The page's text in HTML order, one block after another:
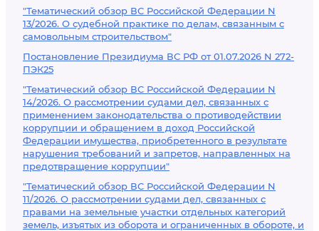
"Тематический обзор ВС Российской Федерации N
13/2026. О судебной практике по делам, связанным с
самовольным строительством"
Постановление Президиума ВС РФ от 01.07.2026 N 272-
ПЭК25
"Тематический обзор ВС Российской Федерации N
14/2026. О рассмотрении судами дел, связанных с
применением законодательства о противодействии
коррупции и обращением в доход Российской
Федерации имущества, приобретенного в результате
нарушения требований и запретов, направленных на
предотвращение коррупции"
"Тематический обзор ВС Российской Федерации N
11/2026. О рассмотрении судами дел, связанных с
правами на земельные участки отдельных категорий
земель, изъятых из оборота и ограниченных в обороте, и